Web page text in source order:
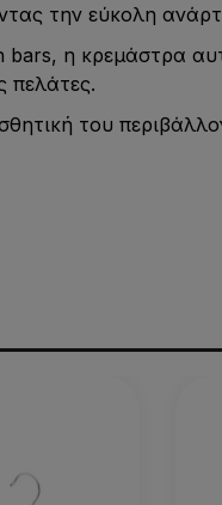
την εύκολη
bars, η κρεμάστρα
πελάτες.
του